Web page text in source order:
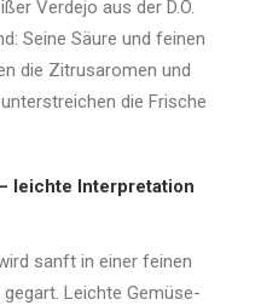
Verdejo aus der D.O.
Seine Säure und feinen
die Zitrusaromen und
die Frische
leichte Interpretation
sanft in einer feinen
Leichte Gemüse-